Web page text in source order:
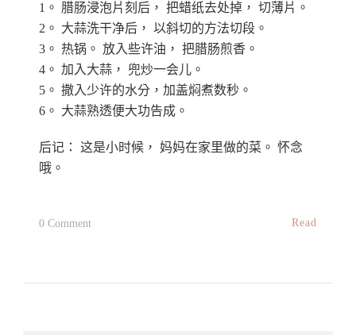
1。 腊肠浸泡片刻后， 把蜡纸去处掉， 切薄片。
2。 大蒜洗干净后， 以斜切的方法切段。
3。 热锅。 放入些许油， 把腊肠煎香。
4。 加入大蒜， 兜炒一会儿。
5。 撒入少许的水分，加盖焖煮数秒。
6。 大蒜熟透便大功告成。
后记： 这是小时候， 妈妈在家里做的菜。 怀念
哦。
0 CommentOn
Read